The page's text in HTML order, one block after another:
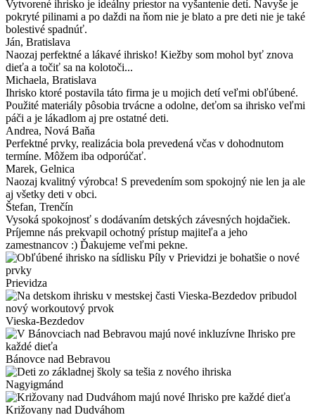
Vytvorené ihrisko je ideálny priestor na vyšantenie detí. Navyše je
pokryté pilinami a po daždi na ňom nie je blato a pre deti nie je také
bolestivé spadnúť.
Ján, Bratislava
Naozaj perfektné a lákavé ihrisko! Kiežby som mohol byť znova
dieťa a točiť sa na kolotoči...
Michaela, Bratislava
Ihrisko ktoré postavila táto firma je u mojich detí veľmi obľúbené.
Použité materiály pôsobia trvácne a odolne, deťom sa ihrisko veľmi
páči a je lákadlom aj pre ostatné deti.
Andrea, Nová Baňa
Perfektné prvky, realizácia bola prevedená včas v dohodnutom
termíne. Môžem iba odporúčať.
Marek, Gelnica
Naozaj kvalitný výrobca! S prevedením som spokojný nie len ja ale
aj všetky deti v obci.
Štefan, Trenčín
Vysoká spokojnosť s dodávaním detských závesných hojdačiek.
Príjemne nás prekvapil ochotný prístup majiteľa a jeho
zamestnancov :) Ďakujeme veľmi pekne.
Prievidza
Vieska-Bezdedov
Bánovce nad Bebravou
Nagyigmánd
Križovany nad Dudváhom